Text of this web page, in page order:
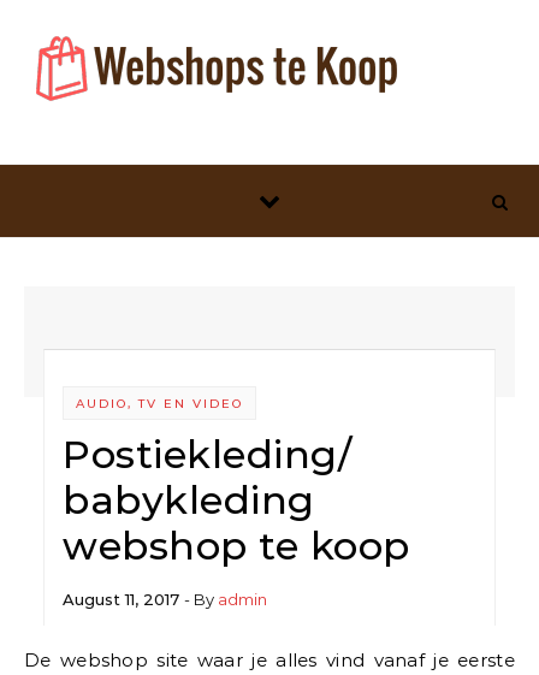
AUDIO, TV EN VIDEO
Postiekleding/
babykleding
webshop te koop
August 11, 2017 - By admin
De webshop site waar je alles vind vanaf je eerste